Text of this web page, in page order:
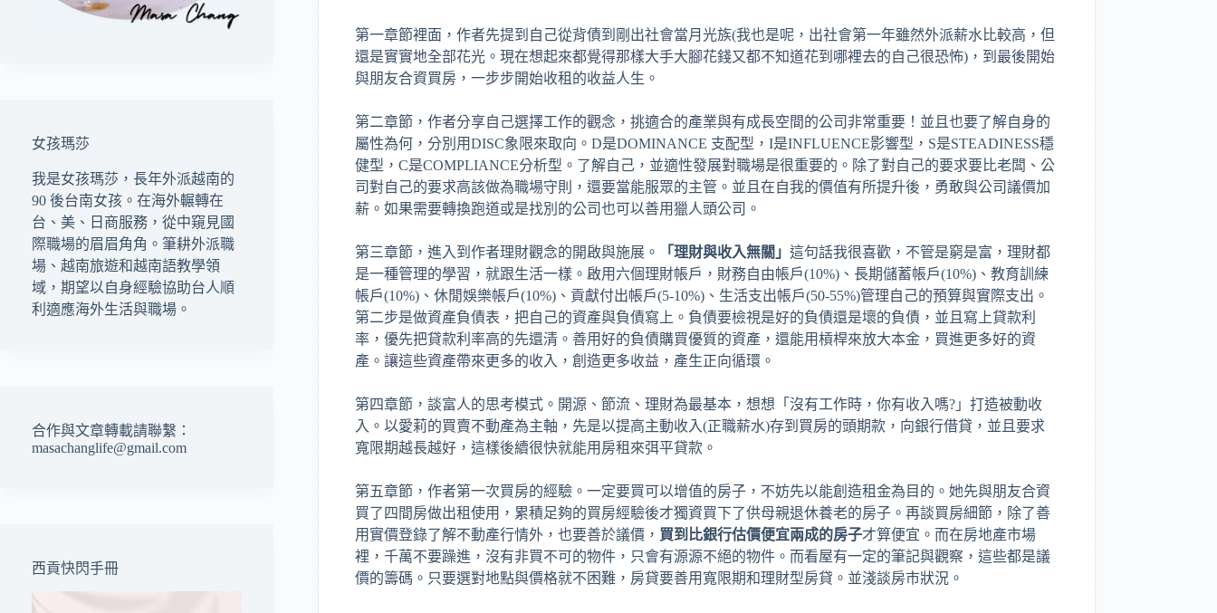
第一章節裡面，作者先提到自己從背債到剛出社會當月光族(我也是呢，出社會第一年雖然外派薪水比較高，但
還是實實地全部花光。現在想起來都覺得那樣大手大腳花錢又都不知道花到哪裡去的自己很恐怖)，到最後開始
與朋友合資買房，一步步開始收租的收益人生。
第二章節，作者分享自己選擇工作的觀念，挑適合的產業與有成長空間的公司非常重要！並且也要了解自身的
屬性為何，分別用DISC象限來取向。D是DOMINANCE 支配型，I是INFLUENCE影響型，S是STEADINESS穩
健型，C是COMPLIANCE分析型。了解自己，並適性發展對職場是很重要的。除了對自己的要求要比老闆、公
司對自己的要求高該做為職場守則，還要當能服眾的主管。並且在自我的價值有所提升後，勇敢與公司議價加
薪。如果需要轉換跑道或是找別的公司也可以善用獵人頭公司。
第三章節，進入到作者理財觀念的開啟與施展。 「理財與收入無關」 這句話我很喜歡，不管是窮是富，理財都
是一種管理的學習，就跟生活一樣。啟用六個理財帳戶，財務自由帳戶(10%)、長期儲蓄帳戶(10%)、教育訓練
帳戶(10%)、休閒娛樂帳戶(10%)、貢獻付出帳戶(5-10%)、生活支出帳戶(50-55%)管理自己的預算與實際支出。
第二步是做資產負債表，把自己的資產與負債寫上。負債要檢視是好的負債還是壞的負債，並且寫上貸款利
率，優先把貸款利率高的先還清。善用好的負債購買優質的資產，還能用槓桿來放大本金，買進更多好的資
產。讓這些資產帶來更多的收入，創造更多收益，產生正向循環。
第四章節，談富人的思考模式。開源、節流、理財為最基本，想想「沒有工作時，你有收入嗎?」打造被動收
入。以愛莉的買賣不動產為主軸，先是以提高主動收入(正職薪水)存到買房的頭期款，向銀行借貸，並且要求
寬限期越長越好，這樣後續很快就能用房租來弭平貸款。
第五章節，作者第一次買房的經驗。一定要買可以增值的房子，不妨先以能創造租金為目的。她先與朋友合資
買了四間房做出租使用，累積足夠的買房經驗後才獨資買下了供母親退休養老的房子。再談買房細節，除了善
用實價登錄了解不動產行情外，也要善於議價， 買到比銀行估價便宜兩成的房子才算便宜。而在房地產市場
裡，千萬不要躁進，沒有非買不可的物件，只會有源源不絕的物件。而看屋有一定的筆記與觀察，這些都是議
價的籌碼。只要選對地點與價格就不困難，房貸要善用寬限期和理財型房貸。並淺談房市狀況。
女孩瑪莎
我是女孩瑪莎，長年外派越南的
90 後台南女孩。在海外輾轉在
台、美、日商服務，從中窺見國
際職場的眉眉角角。筆耕外派職
場、越南旅遊和越南語教學領
域，期望以自身經驗協助台人順
利適應海外生活與職場。
合作與文章轉載請聯繫：
masachanglife@gmail.com
西貢快閃手冊